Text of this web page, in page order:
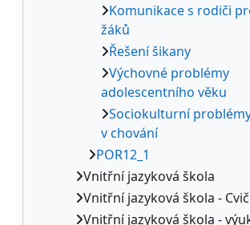
Komunikace s rodiči
žáků
Řešení šikany
Výchovné problémy
adolescentního věku
Sociokulturní
v chování
POR12_1
Vnitřní jazyková škola
Vnitřní jazyková škola -
Vnitřní jazyková škola -